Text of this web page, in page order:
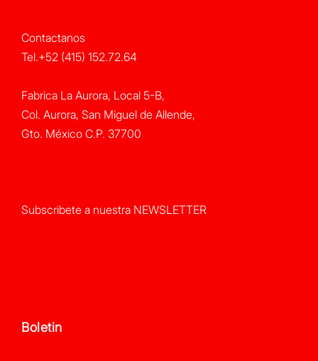
Contactanos
Tel.+52 (415) 152.72.64
Fabrica La Aurora, Local 5-B,
Col. Aurora, San Miguel de Allende,
Gto. México C.P. 37700
Subscribete a nuestra NEWSLETTER
Boletin